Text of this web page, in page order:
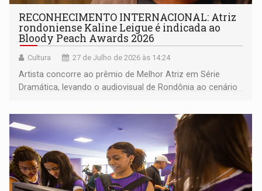
RECONHECIMENTO INTERNACIONAL: Atriz
rondoniense Kaline Leigue é indicada ao
Bloody Peach Awards 2026
Cultura 27 de Julho de 2026 às 14:24
Artista concorre ao prêmio de Melhor Atriz em Série
Dramática, levando o audiovisual de Rondônia ao cenário